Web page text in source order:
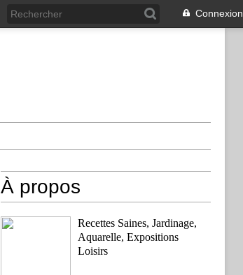
Connexion
À propos
Recettes Saines, Jardinage,
Aquarelle, Expositions
Loisirs